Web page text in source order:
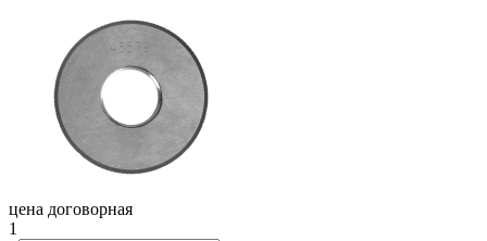
цена договорная
1